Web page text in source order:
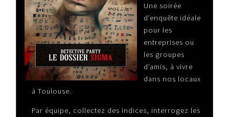
Une soirée
d’enquête idéale
pour les
entreprises ou
les groupes
d’amis, à vivre
dans nos locaux
à Toulouse.
Par équipe, collectez des indices, interrogez les